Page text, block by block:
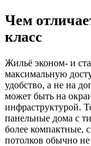
Чем
класс
Жильё эконом- и
максимальную
удобство, а не на
может быть на
инфраструктурой.
панельные дома с
более компактные,
потолков обычно